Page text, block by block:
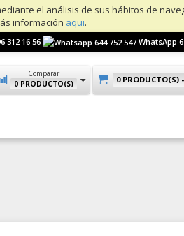
el análisis de sus hábitos de
información aqui.
312 16 56 WhatsApp
0 PRODUCTO(S) -
Comparar
0 PRODUCTO(S)